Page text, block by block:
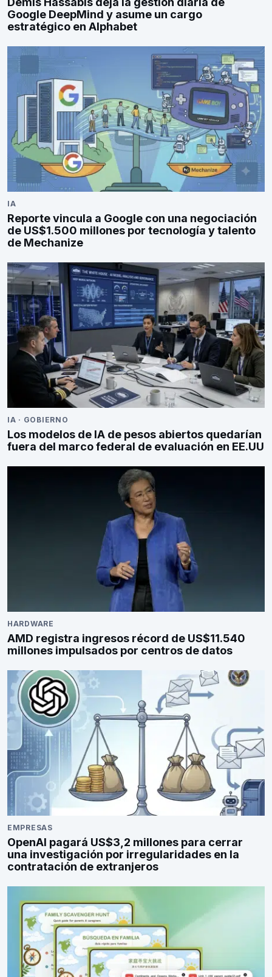
Google DeepMind y asume un cargo
estratégico en Alphabet
IA
Reporte vincula a Google con una negociación
de US$1.500 millones por tecnología y talento
de Mechanize
IA · GOBIERNO
Los modelos de IA de pesos abiertos quedarían
fuera del marco federal de evaluación en EE.UU
HARDWARE
AMD registra ingresos récord de US$11.540
millones impulsados por centros de datos
EMPRESAS
OpenAI pagará US$3,2 millones para cerrar
una investigación por irregularidades en la
contratación de extranjeros